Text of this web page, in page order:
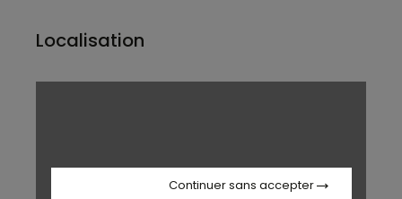
Localisation
Continuer sans accepter